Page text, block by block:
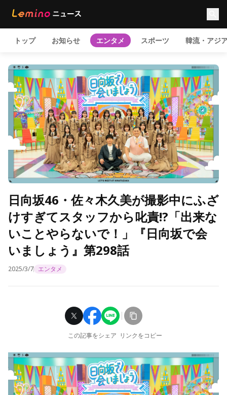
トップ お知らせ エンタメ スポーツ 韓流・アジ
日向坂46・佐々木久美が撮影中にふざ
けすぎてスタッフから叱責!?「出来な
いことやらないで！」『日向坂で会
いましょう』第298話
2025/3/7 エンタメ
この記事をシェア リンクをコピー